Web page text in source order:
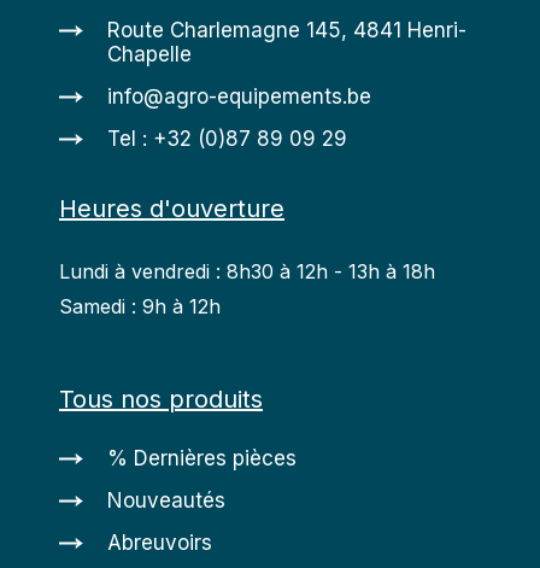
Route Charlemagne 145, 4841 Henri-
Chapelle
info@agro-equipements.be
Tel : +32 (0)87 89 09 29
Heures d'ouverture
Lundi à vendredi : 8h30 à 12h - 13h à 18h
Samedi : 9h à 12h
Tous nos produits
% Dernières pièces
Nouveautés
Abreuvoirs